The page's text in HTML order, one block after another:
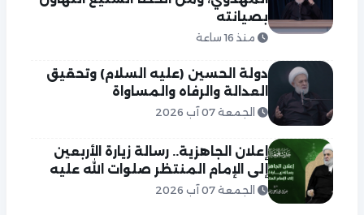
بصيانته
منذ 16 ساعة
دولة الحسين (عليه السلام) وتحقيق
العدالة والرفاه والمساواة
الجمعة 07 آب 2026
إعلان الجاهزية.. رسالة زيارة الأربعين
إلى الإمام المنتظر صلوات الله عليه
الجمعة 07 آب 2026